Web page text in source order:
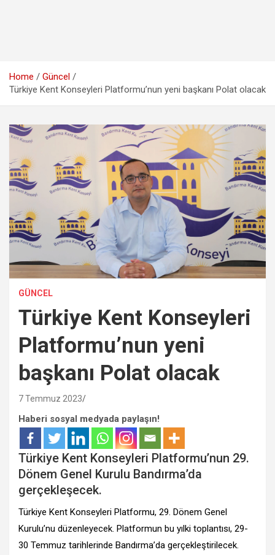
Home
Güncel
Türkiye Kent Konseyleri Platformu’nun yeni başkanı Polat olacak
GÜNCEL
Türkiye Kent Konseyleri
Platformu’nun yeni
başkanı Polat olacak
7 Temmuz 2023
Haberi sosyal medyada paylaşın!
Türkiye Kent Konseyleri Platformu’nun 29.
Dönem Genel Kurulu Bandırma’da
gerçekleşecek.
Türkiye Kent Konseyleri Platformu, 29. Dönem Genel
Kurulu’nu düzenleyecek. Platformun bu yılki toplantısı, 29-
30 Temmuz tarihlerinde Bandırma’da gerçekleştirilecek.